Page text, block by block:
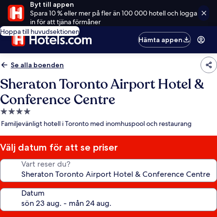
Byt till appen
Spara 10 % eller mer på fler än 100 000 hotell och logga
in för att tjäna förmåner
Hoppa till huvudsektionen
Hämta appen
Se alla boenden
Sheraton Toronto Airport Hotel &
Conference Centre
4.0-
stjärnigt
Familjevänligt hotell i Toronto med inomhuspool och restaurang
Välj datum för att se priser
Vart reser du?
Datum